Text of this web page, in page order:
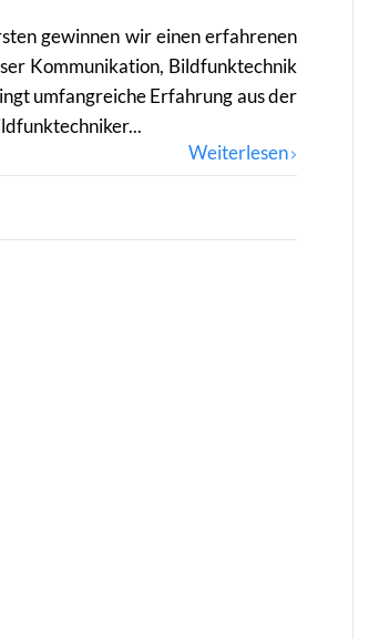
gewinnen wir einen erfahrenen
Kommunikation, Bildfunktechnik
umfangreiche Erfahrung aus der
Weiterlesen